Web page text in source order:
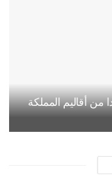
أقاليم المملكة